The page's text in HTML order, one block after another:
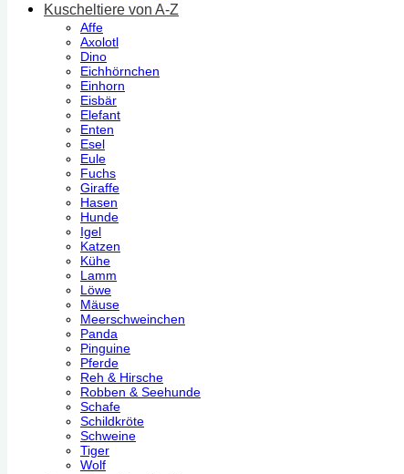
Kuscheltiere von A-Z
Affe
Axolotl
Dino
Eichhörnchen
Einhorn
Eisbär
Elefant
Enten
Esel
Eule
Fuchs
Giraffe
Hasen
Hunde
Igel
Katzen
Kühe
Lamm
Löwe
Mäuse
Meerschweinchen
Panda
Pinguine
Pferde
Reh & Hirsche
Robben & Seehunde
Schafe
Schildkröte
Schweine
Tiger
Wolf